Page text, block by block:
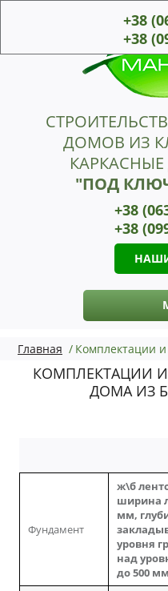
ДОМОВ ИЗ
"ПОД
+38
+38
+38
+38
Главная / Комплектации
КОМПЛЕКТАЦИИ
ДОМА ИЗ
Фундамент
ж\б
ширина
мм,
уровня
над
до 500 мм